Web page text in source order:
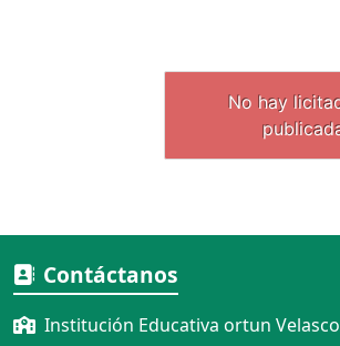
Contáctanos
Institución Educativa ortun Velasco